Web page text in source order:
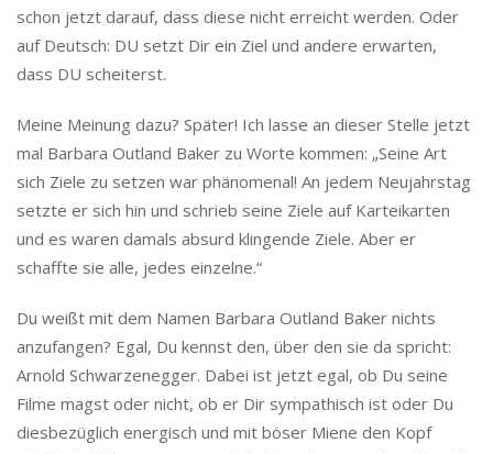
schon jetzt darauf, dass diese nicht erreicht werden. Oder
auf Deutsch: DU setzt Dir ein Ziel und andere erwarten,
dass DU scheiterst.
Meine Meinung dazu? Später! Ich lasse an dieser Stelle jetzt
mal Barbara Outland Baker zu Worte kommen: „Seine Art
sich Ziele zu setzen war phänomenal! An jedem Neujahrstag
setzte er sich hin und schrieb seine Ziele auf Karteikarten
und es waren damals absurd klingende Ziele. Aber er
schaffte sie alle, jedes einzelne.“
Du weißt mit dem Namen Barbara Outland Baker nichts
anzufangen? Egal, Du kennst den, über den sie da spricht:
Arnold Schwarzenegger. Dabei ist jetzt egal, ob Du seine
Filme magst oder nicht, ob er Dir sympathisch ist oder Du
diesbezüglich energisch und mit böser Miene den Kopf